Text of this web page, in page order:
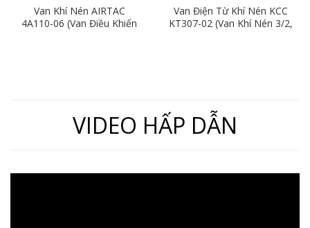
Van Khí Nén AIRTAC
4A110-06 (Van Điều Khiển
Van Điện Từ Khí Nén KCC
KT307-02 (Van Khí Nén 3/2,
VIDEO HẤP DẪN